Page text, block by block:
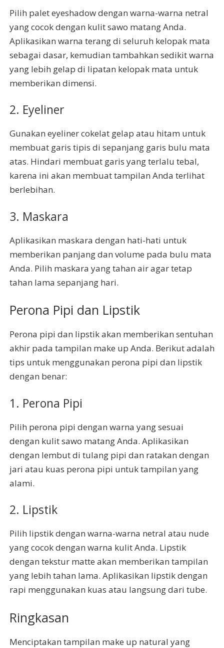
Pilih palet eyeshadow dengan warna-warna netral
yang cocok dengan kulit sawo matang Anda.
Aplikasikan warna terang di seluruh kelopak mata
sebagai dasar, kemudian tambahkan sedikit warna
yang lebih gelap di lipatan kelopak mata untuk
memberikan dimensi.
2. Eyeliner
Gunakan eyeliner cokelat gelap atau hitam untuk
membuat garis tipis di sepanjang garis bulu mata
atas. Hindari membuat garis yang terlalu tebal,
karena ini akan membuat tampilan Anda terlihat
berlebihan.
3. Maskara
Aplikasikan maskara dengan hati-hati untuk
memberikan panjang dan volume pada bulu mata
Anda. Pilih maskara yang tahan air agar tetap
tahan lama sepanjang hari.
Perona Pipi dan Lipstik
Perona pipi dan lipstik akan memberikan sentuhan
akhir pada tampilan make up Anda. Berikut adalah
tips untuk menggunakan perona pipi dan lipstik
dengan benar:
1. Perona Pipi
Pilih perona pipi dengan warna yang sesuai
dengan kulit sawo matang Anda. Aplikasikan
dengan lembut di tulang pipi dan ratakan dengan
jari atau kuas perona pipi untuk tampilan yang
alami.
2. Lipstik
Pilih lipstik dengan warna-warna netral atau nude
yang cocok dengan warna kulit Anda. Lipstik
dengan tekstur matte akan memberikan tampilan
yang lebih tahan lama. Aplikasikan lipstik dengan
rapi menggunakan kuas atau langsung dari tube.
Ringkasan
Menciptakan tampilan make up natural yang